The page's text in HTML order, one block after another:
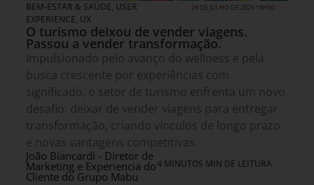
BEM-ESTAR & SAÚDE, USER
EXPERIENCE, UX
24 DE JULHO DE 2026 14H00
O turismo deixou de vender viagens.
Passou a vender transformação.
Impulsionado pelo avanço do wellness e pela
busca crescente por experiências com
significado, o setor de turismo enfrenta um novo
desafio: deixar de vender viagens para entregar
transformação, criando vínculos de longo prazo
e novas vantagens competitivas.
João Biancardi - Diretor de
Marketing e Experiencia do
Cliente do Grupo Mabu
4 MINUTOS MIN DE LEITURA